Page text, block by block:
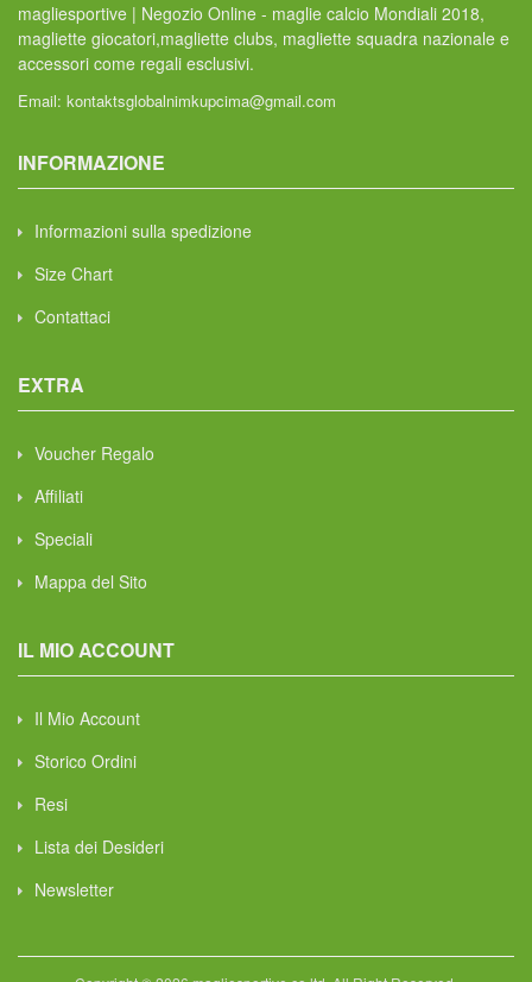
magliesportive | Negozio Online - maglie calcio Mondiali 2018,
magliette giocatori,magliette clubs, magliette squadra nazionale e
accessori come regali esclusivi.
Email: kontaktsglobalnimkupcima@gmail.com
INFORMAZIONE
Informazioni sulla spedizione
Size Chart
Contattaci
EXTRA
Voucher Regalo
Affiliati
Speciali
Mappa del Sito
IL MIO ACCOUNT
Il Mio Account
Storico Ordini
Resi
Lista dei Desideri
Newsletter